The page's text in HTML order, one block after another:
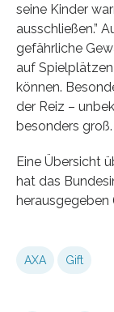
seine Kinder
ausschließen.”
gefährliche
auf
können.
der Reiz –
besonders groß.
Eine Übersicht
hat das
herausgegeben
AXA Gift